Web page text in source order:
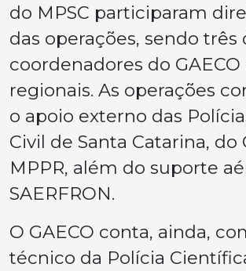
do MPSC participaram
das operações, sendo três
coordenadores do
regionais. As operações
o apoio externo das
Civil de Santa Catarina, do
MPPR, além do suporte
SAERFRON.
O GAECO conta, ainda,
técnico da Polícia